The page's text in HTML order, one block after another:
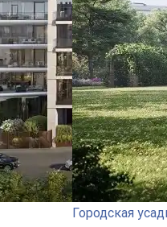
Городская